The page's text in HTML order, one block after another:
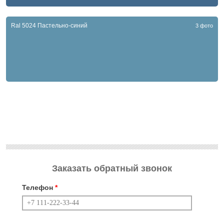
Ral 5024 Пастельно-синий 3 фото
Заказать обратный звонок
Телефон *